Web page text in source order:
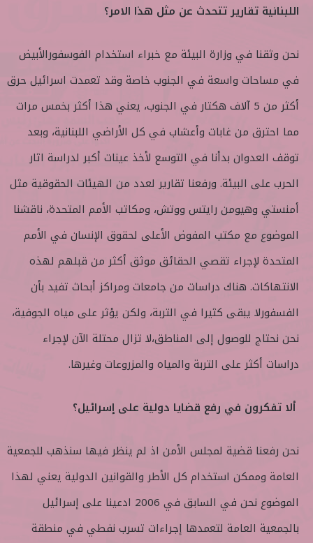
اللبنانية تقارير تتحدث عن مثل هذا الامر؟
نحن وثقنا في وزارة البيئة مع خبراء استخدام الفوسفورالأبيض
في مساحات واسعة في الجنوب خاصة وقد تعمدت اسرائيل حرق
أكثر من 5 آلاف هكتار في الجنوب، يعني هذا أكثر بخمس مرات
مما احترق من غابات وأعشاب في كل الأراضي اللبنانية، وبعد
توقف العدوان بدأنا في التوسع لأخذ عينات أكبر لدراسة اثار
الحرب على البيئة. ورفعنا تقارير لعدد من الهيئات الحقوقية مثل
أمنستي وهيومن رايتس ووتش، ومكاتب الأمم المتحدة، ناقشنا
الموضوع مع مكتب المفوض الأعلى لحقوق الإنسان في الأمم
المتحدة لإجراء تقصي الحقائق موثق أكثر من قبلهم لهذه
الانتهاكات. هناك دراسات من جامعات ومراكز أبحاث تفيد بأن
الفسفورلا يبقى كثيرا في التربة، ولكن يؤثر على مياه الجوفية،
نحن نحتاج للوصول إلى المناطق،لا تزال محتلة الآن لإجراء
دراسات أكثر على التربة والمياه والمزروعات وغيرها.
ألا تفكرون في رفع قضايا دولية على إسرائيل؟
نحن رفعنا قضية لمجلس الأمن اذ لم ينظر فيها سنذهب للجمعية
العامة وممكن استخدام كل الأطر والقوانين الدولية يعني لهذا
الموضوع نحن في السابق في 2006 ادعينا على إسرائيل
بالجمعية العامة لتعمدها إجراءات تسرب نفطي في منطقة